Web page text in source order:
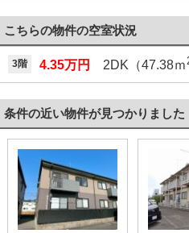
こちらの物件の空室状況
3階 4.35万円 2DK（47.38ｍ
条件の近い物件が見つかりました